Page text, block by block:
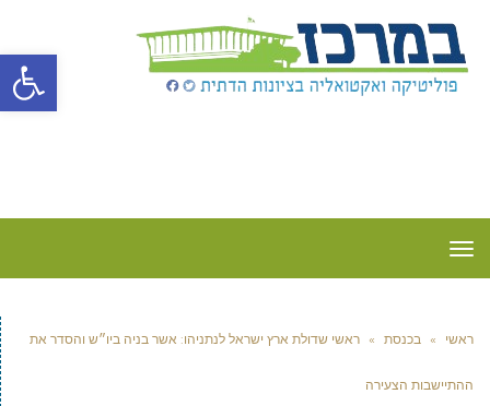
פתח
תפריט
ראשי » בכנסת » ראשי שדולת ארץ ישראל לנתניהו: אשר בניה ביו״ש והסדר את
ההתיישבות הצעירה